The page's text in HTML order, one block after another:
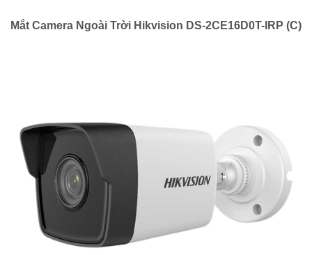
Mắt Camera Ngoài Trời Hikvision DS-2CE16D0T-IRP (C)